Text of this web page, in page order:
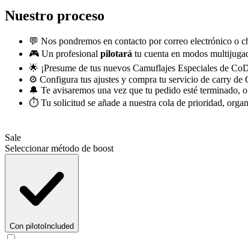
Nuestro proceso
💬 Nos pondremos en contacto por correo electrónico o
🎮 Un profesional pilotará tu cuenta en modos
🌟 ¡Presume de tus nuevos Camuflajes Especiales de
⚙️ Configura tus ajustes y compra tu servicio de carry de
🔔 Te avisaremos una vez que tu pedido esté terminado,
⏱️ Tu solicitud se añade a nuestra cola de prioridad,
Sale
Seleccionar método de boost
Con piloto Included